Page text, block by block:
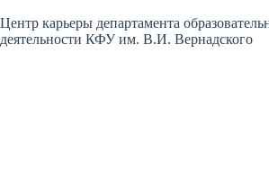
к
сути
Центр карьеры департамента
деятельности КФУ им. В.И. Вернадского